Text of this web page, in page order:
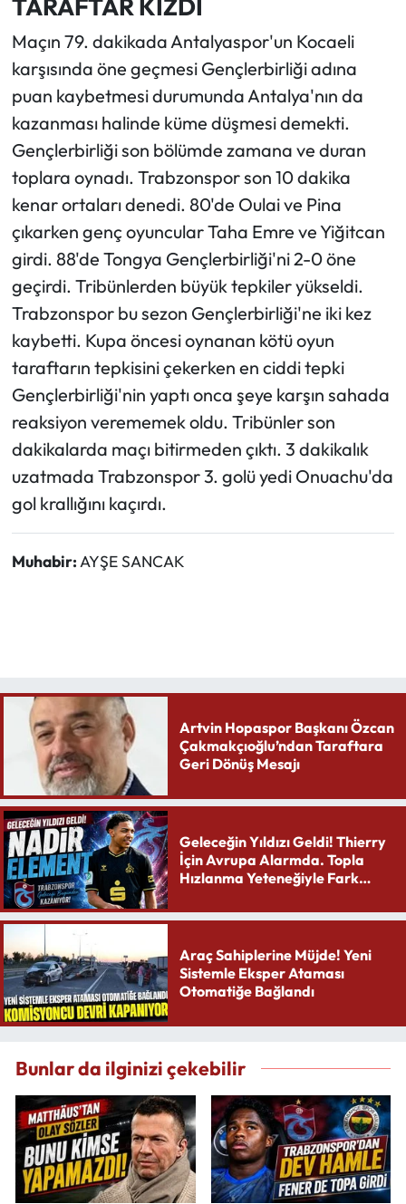
Maçın 79. dakikada Antalyaspor'un Kocaeli
karşısında öne geçmesi Gençlerbirliği adına
puan kaybetmesi durumunda Antalya'nın da
kazanması halinde küme düşmesi demekti.
Gençlerbirliği son bölümde zamana ve duran
toplara oynadı. Trabzonspor son 10 dakika
kenar ortaları denedi. 80'de Oulai ve Pina
çıkarken genç oyuncular Taha Emre ve Yiğitcan
girdi. 88'de Tongya Gençlerbirliği'ni 2-0 öne
geçirdi. Tribünlerden büyük tepkiler yükseldi.
Trabzonspor bu sezon Gençlerbirliği'ne iki kez
kaybetti. Kupa öncesi oynanan kötü oyun
taraftarın tepkisini çekerken en ciddi tepki
Gençlerbirliği'nin yaptı onca şeye karşın sahada
reaksiyon verememek oldu. Tribünler son
dakikalarda maçı bitirmeden çıktı. 3 dakikalık
uzatmada Trabzonspor 3. golü yedi Onuachu'da
gol krallığını kaçırdı.
Muhabir:AYŞE SANCAK
Artvin Hopaspor Başkanı Özcan
Çakmakçıoğlu’ndan Taraftara
Geri Dönüş Mesajı
Geleceğin Yıldızı Geldi! Thierry
İçin Avrupa Alarmda. Topla
Hızlanma Yeteneğiyle Fark
Araç Sahiplerine Müjde! Yeni
Sistemle Eksper Ataması
Otomatiğe Bağlandı
Bunlar da ilginizi çekebilir